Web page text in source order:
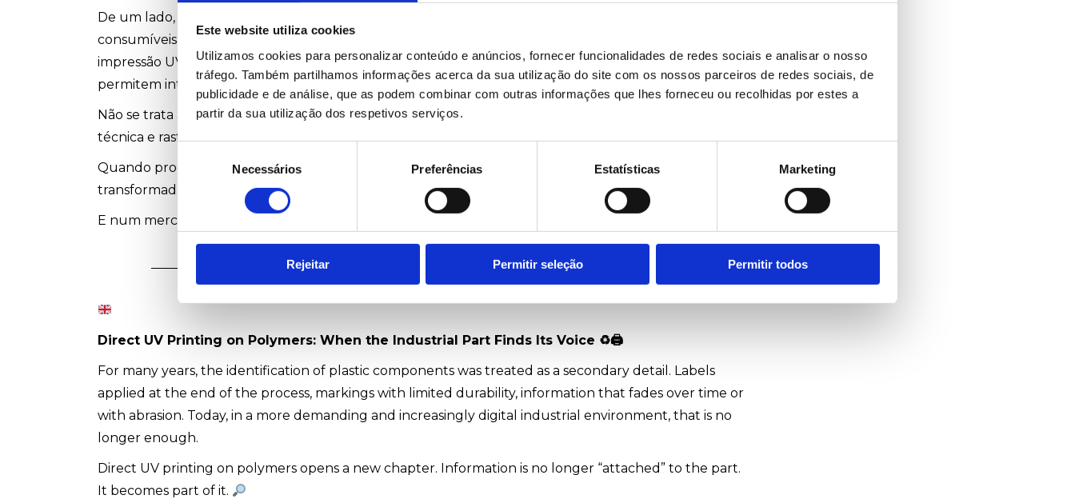
Este website utiliza cookies
Utilizamos cookies para personalizar conteúdo e anúncios, fornecer funcionalidades de redes sociais e analisar o nosso
tráfego. Também partilhamos informações acerca da sua utilização do site com os nossos parceiros de redes sociais, de
publicidade e de análise, que as podem combinar com outras informações que lhes forneceu ou recolhidas por estes a
partir da sua utilização dos respetivos serviços.
de
consentimento
Necessários Preferências Estatísticas Marketing
Rejeitar Permitir seleção Permitir todos
De um lado, apoiamos os clientes com equipamentos de transformação, otimização de processo e
consumíveis técnicos. Do outro, através da Unidade Gráfica Industrial, disponibilizamos soluções de
impressão UV, tintas técnicas adequadas a substratos poliméricos e sistemas de cura e controlo que
permitem integrar a marcação diretamente na linha produtiva
Não se trata apenas de imprimir um logótipo. Trata-se de incorporar identificação, comunicação
técnica e rastreabilidade no próprio ADN do produto.
Quando produção e impressão trabalham em conjunto, o polímero deixa de ser apenas matéria
transformada. Passa a ser um suporte inteligente de informação.
E num mercado competitivo, essa inteligência pode fazer toda a diferença
Direct UV Printing on Polymers: When the Industrial Part Finds Its Voice ♻🖨
For many years, the identification of plastic components was treated as a secondary detail. Labels
applied at the end of the process, markings with limited durability, information that fades over time or
with abrasion. Today, in a more demanding and increasingly digital industrial environment, that is no
longer enough.
Direct UV printing on polymers opens a new chapter. Information is no longer “attached” to the part.
It becomes part of it.